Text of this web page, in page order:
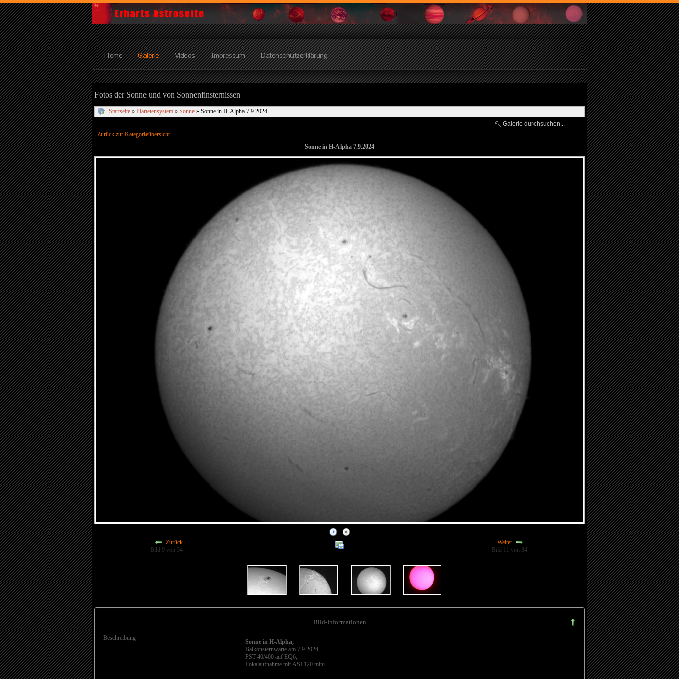
Home Galerie Videos Impressum Datenschutzerklärung
Fotos der Sonne und von Sonnenfinsternissen
Startseite » Planetensystem » Sonne » Sonne in H-Alpha 7.9.2024
Zurück zur Kategorieübersicht
Sonne in H-Alpha 7.9.2024
Zurück
Bild 9 von 34
Weiter
Bild 11 von 34
Bild-Informationen
Beschreibung
Sonne in H-Alpha,
Balkonsternwarte am 7.9.2024,
PST 40/400 auf EQ6,
Fokalaufnahme mit ASI 120 mini.